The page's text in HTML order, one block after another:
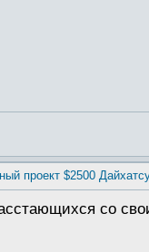
проект $2500
со